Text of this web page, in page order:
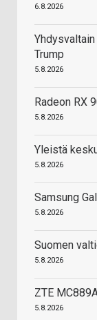
6.8.2026
Trump
5.8.2026
Radeon RX
5.8.2026
Yleistä
5.8.2026
Samsung
5.8.2026
Suomen
5.8.2026
ZTE
5.8.2026